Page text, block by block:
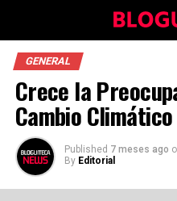
GENERAL
Crece la
Cambio
Published 7 meses ago
By Editorial